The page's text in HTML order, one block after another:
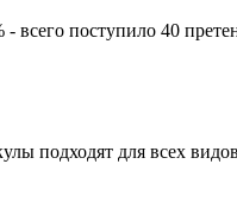
поступило 40
подходят для всех